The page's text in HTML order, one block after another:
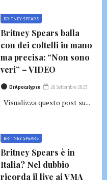
BRITNEY SPEARS
Britney Spears balla
con dei coltelli in mano
ma precisa: “Non sono
veri” – VIDEO
DrApocalypse 26 Settembre 2023
Visualizza questo post su...
BRITNEY SPEARS
Britney Spears è in
Italia? Nel dubbio
ricorda il live ai VMA